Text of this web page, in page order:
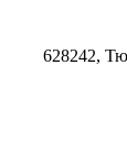
628242,